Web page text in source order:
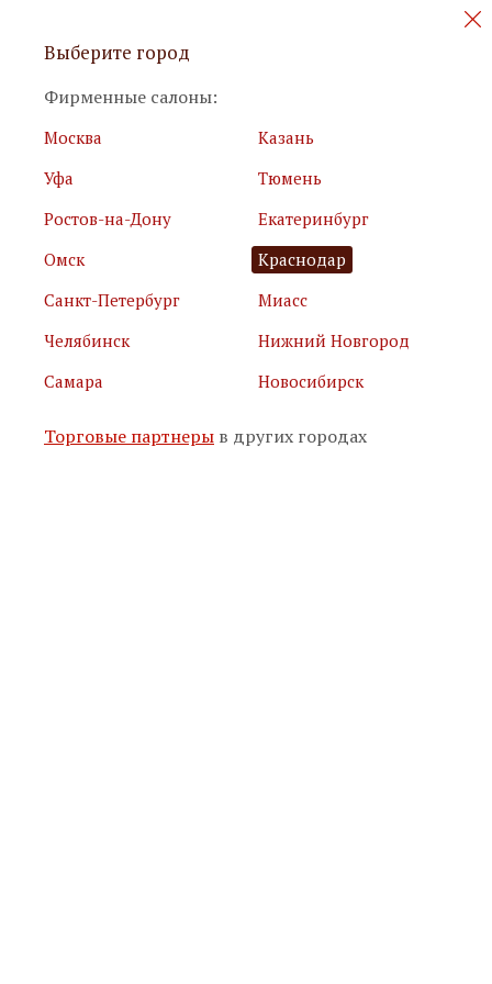
Персональные акции и новинки
Я принимаю
условия использования сайта
Я соглашаюсь сполитикой обработки персональных
Подписаться
Выберите город
Фирменные салоны:
Москва
Казань
Уфа
Тюмень
Ростов-на-Дону
Екатеринбург
Омск
Краснодар
Санкт-Петербург
Миасс
Челябинск
Нижний Новгород
Самара
Новосибирск
Торговые партнеры в других городах